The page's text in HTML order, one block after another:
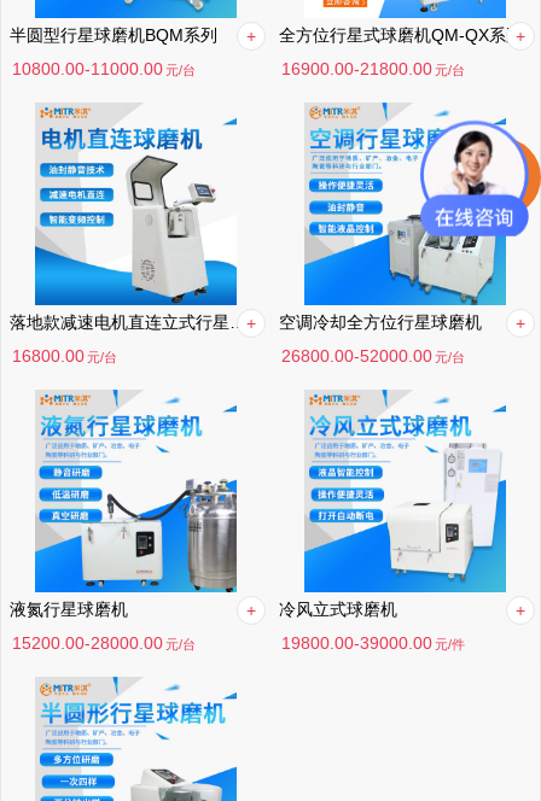
半圆型行星球磨机BQM系列
10800.00-11000.00 元/台
全方位行星式球磨机QM-QX系列
16900.00-21800.00 元/台
落地款减速电机直连立式行星球磨机
16800.00 元/台
空调冷却全方位行星球磨机
26800.00-52000.00 元/台
液氮行星球磨机
15200.00-28000.00 元/台
冷风立式球磨机
19800.00-39000.00 元/件